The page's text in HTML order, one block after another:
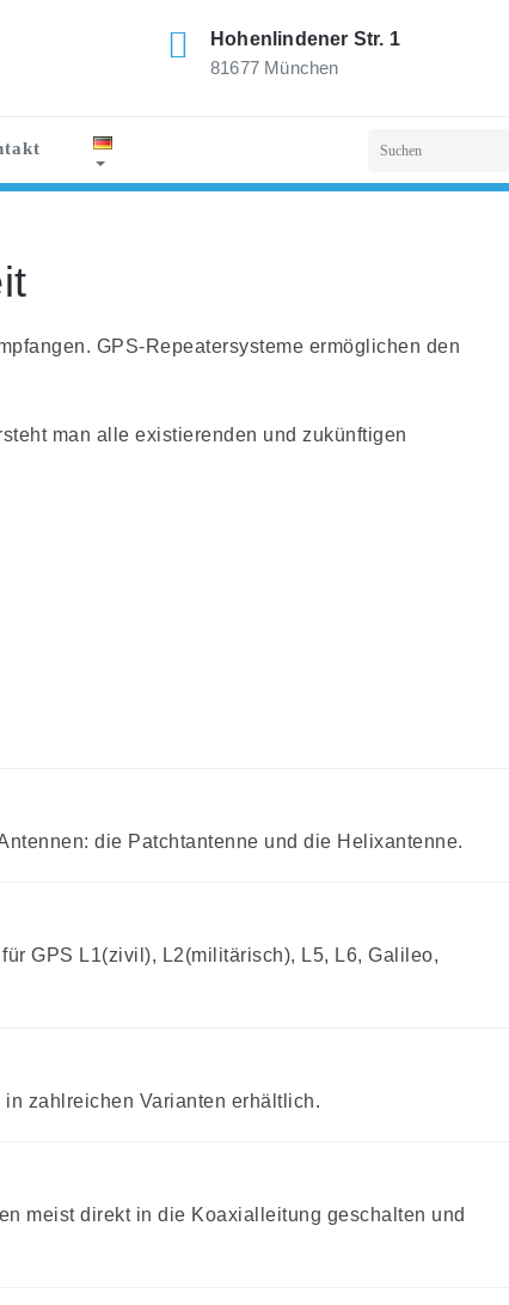
Hohenlindener Str. 1
81677 München
GPS-Repeatersysteme ermöglichen den
man alle existierenden und zukünftigen
die Patchtantenne und die Helixantenne.
GPS L1(zivil), L2(militärisch), L5, L6, Galileo,
zahlreichen Varianten erhältlich.
meist direkt in die Koaxialleitung geschalten und